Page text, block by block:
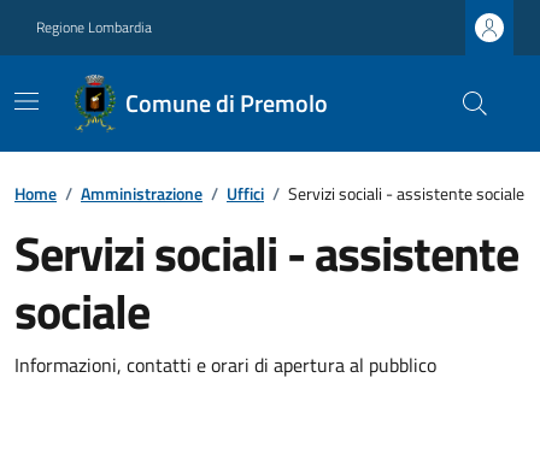
Regione Lombardia
Comune di Premolo
Home / Amministrazione / Uffici / Servizi sociali - assistente sociale
Servizi sociali - assistente
sociale
Informazioni, contatti e orari di apertura al pubblico